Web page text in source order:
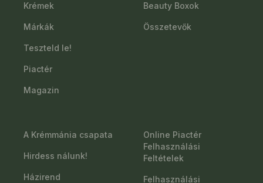
Krémek
Márkák
Teszteld le!
Piactér
Magazin
Beauty Boxok
Összetevők
A Krémmánia csapata
Hirdess nálunk!
Házirend
Online Piactér
Felhasználási
Feltételek
Felhasználási